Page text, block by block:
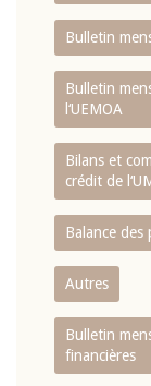
Bulletin
Bulletin
l‘UEMOA
Bilans et
crédit de
Balance des
Autres
Bulletin
financières